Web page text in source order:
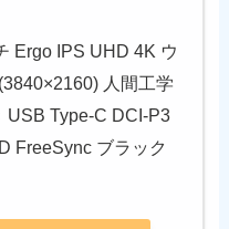
Ergo IPS UHD 4K ウ
人間工学
USB Type-C DCI-P3
FreeSync ブラック